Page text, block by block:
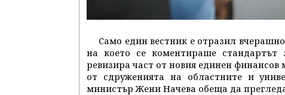
Само един вестник е отразил
на което се коментираше стандартът
ревизира част от новия единен
от сдруженията на областните и
министър Жени Начева обеща да прегледа